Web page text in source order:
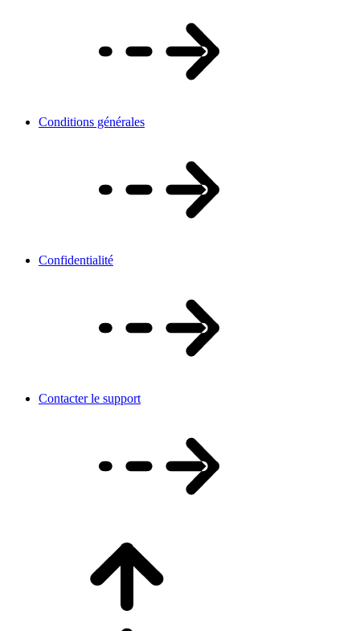
Conditions générales
Confidentialité
Contacter le support